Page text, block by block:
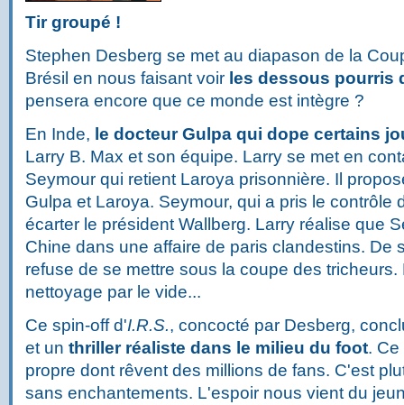
Tir groupé !
Stephen Desberg se met au diapason de la
Brésil en nous faisant voir les dessous pourris
pensera encore que ce monde est intègre ?
En Inde, le docteur Gulpa qui dope certains
Larry B. Max et son équipe. Larry se met en
Seymour qui retient Laroya prisonnière. Il
Gulpa et Laroya. Seymour, qui a pris le contrôle
écarter le président Wallberg. Larry réalise que
Chine dans une affaire de paris clandestins. De
refuse de se mettre sous la coupe des
nettoyage par le vide...
Ce spin-off d'I.R.S., concocté par Desberg,
et un thriller réaliste dans le milieu du foot.
propre dont rêvent des millions de fans. C'est
sans enchantements. L'espoir nous vient du